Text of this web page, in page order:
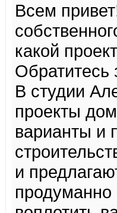
Всем
какой
В студии
проекты
варианты и
и
продуманно